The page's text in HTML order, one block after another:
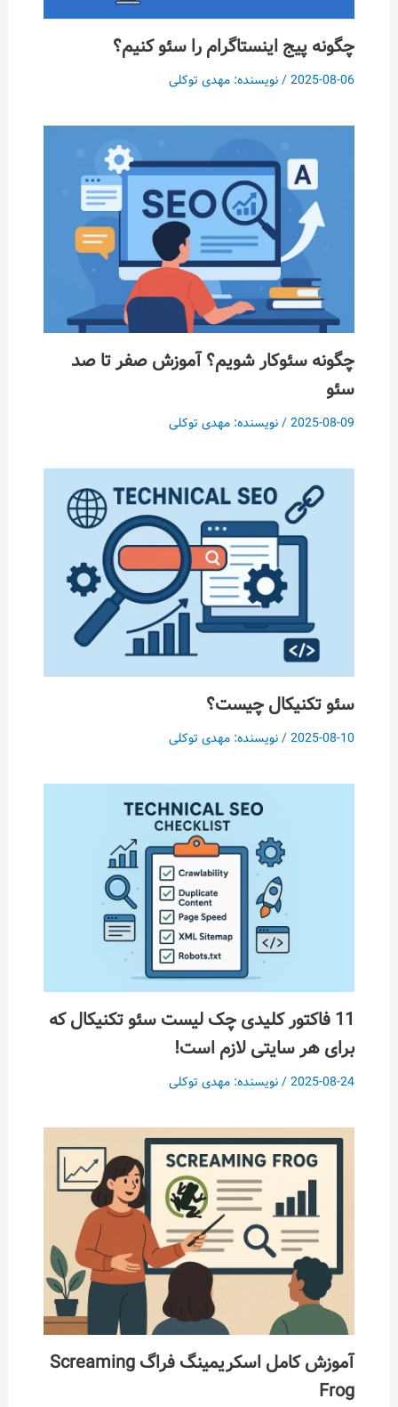
چگونه پیج اینستاگرام را سئو کنیم؟
2025-08-06/ نویسنده: مهدی توکلی
چگونه سئوکار شویم؟ آموزش صفر تا صد
سئو
2025-08-09/ نویسنده: مهدی توکلی
سئو تکنیکال چیست؟
2025-08-10/ نویسنده: مهدی توکلی
11 فاکتور کلیدی چک لیست سئو تکنیکال که
برای هر سایتی لازم است!
2025-08-24/ نویسنده: مهدی توکلی
آموزش کامل اسکریمینگ فراگ Screaming
Frog